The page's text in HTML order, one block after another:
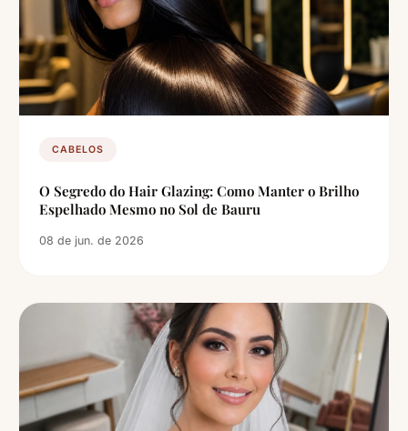
CABELOS
O Segredo do Hair Glazing: Como Manter o Brilho
Espelhado Mesmo no Sol de Bauru
08 de jun. de 2026